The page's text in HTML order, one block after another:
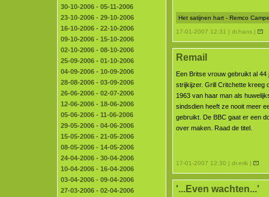
30-10-2006 - 05-11-2006
23-10-2006 - 29-10-2006
16-10-2006 - 22-10-2006
09-10-2006 - 15-10-2006
02-10-2006 - 08-10-2006
25-09-2006 - 01-10-2006
04-09-2006 - 10-09-2006
28-08-2006 - 03-09-2006
26-06-2006 - 02-07-2006
12-06-2006 - 18-06-2006
05-06-2006 - 11-06-2006
29-05-2006 - 04-06-2006
15-05-2006 - 21-05-2006
08-05-2006 - 14-05-2006
24-04-2006 - 30-04-2006
10-04-2006 - 16-04-2006
03-04-2006 - 09-04-2006
27-03-2006 - 02-04-2006
Het satijnen hart - Remco
17-01-2007 12:31 | dr.hans |
Remail
Een Britse vrouw gebruikt al 44
strijkijzer. Grill Critchette kreeg
1963 van haar man als
sindsdien heeft ze nooit meer
gebruikt. De BBC gaat er een
over maken. Raad de titel.
17-01-2007 12:30 | dr.erik |
'...Even wachten...'